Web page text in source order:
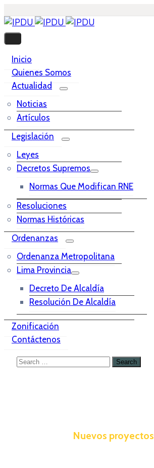
Inicio
Quienes Somos
Actualidad
Noticias
Artículos
Legislación
Leyes
Decretos Supremos
Normas Que Modifican RNE
Resoluciones
Normas Históricas
Ordenanzas
Ordenanza Metropolitana
Lima Provincia
Decreto De Alcaldía
Resolución De Alcaldía
Zonificación
Contáctenos
Nuevos proyectos